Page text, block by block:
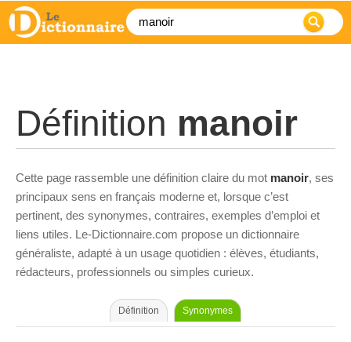
Définition manoir
Cette page rassemble une définition claire du mot manoir, ses
principaux sens en français moderne et, lorsque c’est
pertinent, des synonymes, contraires, exemples d’emploi et
liens utiles. Le-Dictionnaire.com propose un dictionnaire
généraliste, adapté à un usage quotidien : élèves, étudiants,
rédacteurs, professionnels ou simples curieux.
Définition Synonymes